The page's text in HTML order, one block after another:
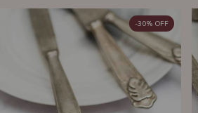
-30% OFF